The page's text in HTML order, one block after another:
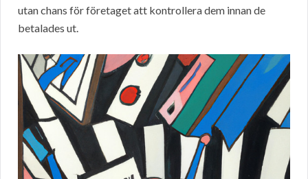
utan chans för företaget att kontrollera dem innan de
betalades ut.